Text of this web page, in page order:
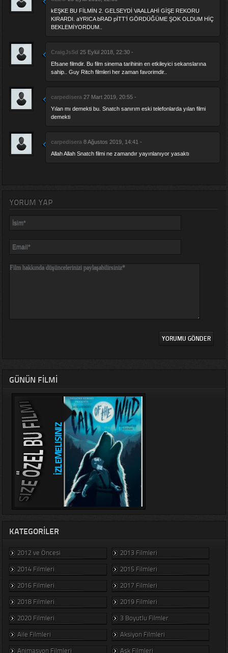
kEŞKE BU FİLMİN 2. GELSEYDİ VAALLAHİ GİŞE REKORU
KIRARDI. aYRICA bRAD pİTT’İ GÖRDÜĞÜME ŞOK OLDUM HİÇ
BEKLEMİYORDUM..
CraigJsSd 25 Eylül 2018, 22:30 -
Efsane filmdir. Bu film sinema tarihinin en etkileyici sekanslarına
sahip.. Guy Ritch filmleri her zaman favorimdir..
carpedisera 27 Mart 2019, 20:55 -
Yılan mı demekti bu. Snatch sanırım eski telefonlarda yılan filmi
demekti
carpedisera 8 Ağustos 2019, 14:41 -
Allah Allah Snatch filmi ne zamandır yayınlanıyor yasaktı
YORUM YAP
GÜNÜN FILMI
KATEGORILER
2012 ve Öncesi
2013 Filmleri
2014 Filmleri
2015 Filmleri
2016 Filmleri
2017 Filmleri
2018 Filmleri
2019 Filmleri
2020 Filmleri
3 Boyutlu Filmler
Aile Filmleri
Aksiyon Filmleri
Animasyon Filmleri
Aşk Filmleri